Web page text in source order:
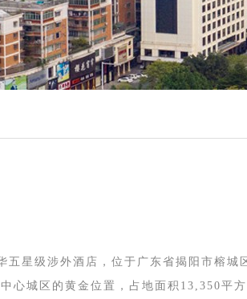
五星级涉外酒店，位于广东省揭阳市榕城
心城区的黄金位置，占地面积13,350平方